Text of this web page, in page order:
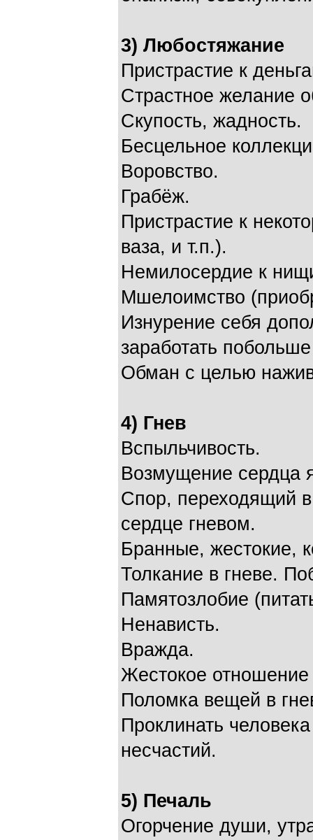
3) Любостяжание
Пристрастие к
Страстное желание
Скупость, жадность.
Бесцельное
Воровство.
Грабёж.
Пристрастие к
ваза, и т.п.).
Немилосердие к
Мшелоимство
Изнурение себя
заработать
Обман с целью
4) Гнев
Вспыльчивость.
Возмущение сердца
Спор, переходящий
сердце гневом.
Бранные, жестокие,
Толкание в гневе.
Памятозлобие
Ненависть.
Вражда.
Жестокое
Поломка вещей в
Проклинать
несчастий.
5) Печаль
Огорчение души,